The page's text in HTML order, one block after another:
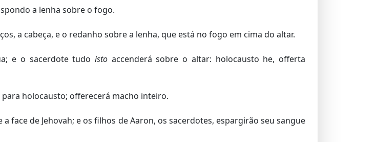
a lenha sobre o fogo.
a cabeça, e o redanho sobre a lenha, que está no fogo em cima do altar.
e o sacerdote tudo isto accenderá sobre o altar: holocausto he, offerta
holocausto; offerecerá macho inteiro.
face de Jehovah; e os filhos de Aaron, os sacerdotes, espargirão seu sangue